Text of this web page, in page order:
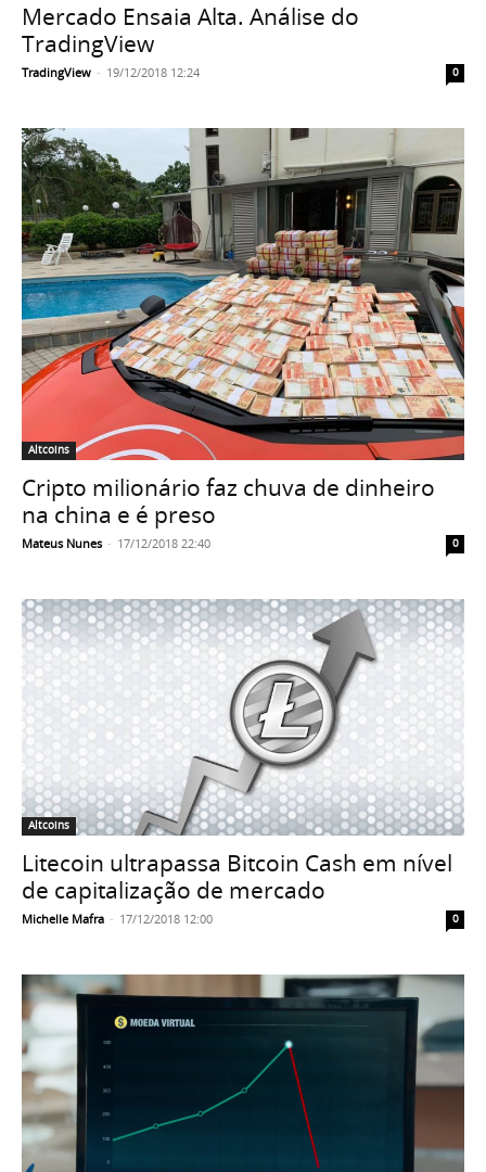
Mercado Ensaia Alta. Análise do
TradingView
TradingView - 19/12/2018 12:24 0
Altcoins
Cripto milionário faz chuva de dinheiro
na china e é preso
Mateus Nunes - 17/12/2018 22:40 0
Altcoins
Litecoin ultrapassa Bitcoin Cash em nível
de capitalização de mercado
Michelle Mafra - 17/12/2018 12:00 0